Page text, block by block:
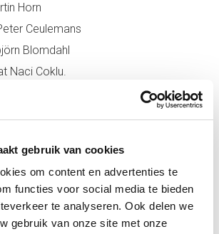
gebruik van cookies
om content en advertenties te
functies voor social media te bieden
te analyseren. Ook delen we
gebruik van onze site met onze
Horn
Ceulemans
Blomdahl
Naci Coklu.
moeten in de volgende
de kleine tribunes in de arena. Joey
werd uit het toernooi gespeeld door
werd geveld door een subliem
Belgen raakten alleen Roland
een boeiend gevecht uitgeschakeld
topspeler Dick Jaspers.
setjes met een snelle tijdklok werd